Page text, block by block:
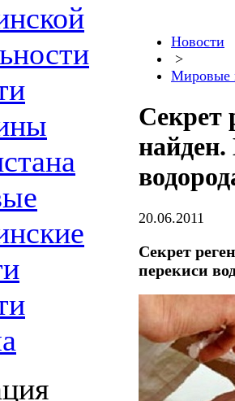
Новости
>
Мировые
Секрет
найден.
20.06.2011
Секрет
перекиси